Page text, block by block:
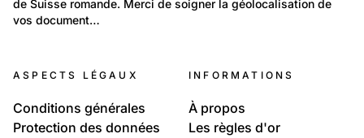
Monuments religieux
de Suisse romande. Merci de soigner la géolocalisation de
vos document…
Nendaz
ASPECTS LÉGAUX
Conditions générales
Protection des données
INFORMATIONS
À propos
Les règles d'or